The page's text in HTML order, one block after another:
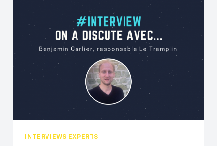
MÉRITENT,
TOUS
LEURS
SACRIFICES,
RECONNUES
DANS
FOOTBALL »
INTERVIEWS EXPERTS